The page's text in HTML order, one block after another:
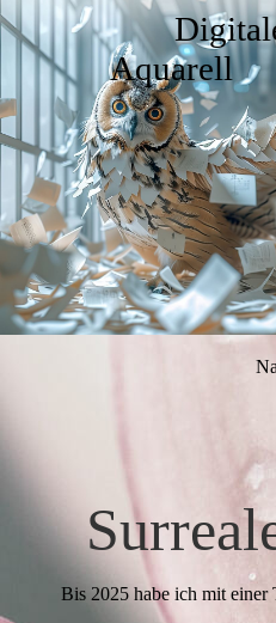
Aquarell
Bis 2025 habe ich mit